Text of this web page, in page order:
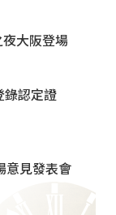
大阪登場
錄認定證
意見發表會